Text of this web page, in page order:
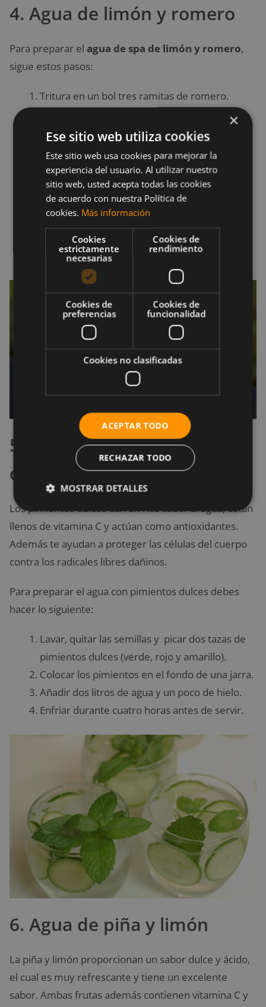
4. Agua de limón y romero
Para preparar el agua de spa de limón y romero,
sigue estos pasos:
Tritura en un bol tres ramitas de romero.
jarra, añade dos litros de agua y deja reposar
durante dos horas.
Corta dos limones en rodajas gruesas y
circulares y desecha las piezas de los
extremos.
Añade las rodajas de limón y un poco de hielo
a la jarra y refrigera durante dos horas más
antes de servir.
5. Agua con pimientos
dulces
Los pimientos dulces dan un rico sabor al agua, están
llenos de vitamina C y actúan como antioxidantes.
Además te ayudan a proteger las células del cuerpo
contra los radicales libres dañinos.
Para preparar el agua con pimientos dulces debes
hacer lo siguiente:
Lavar, quitar las semillas y picar dos tazas de
pimientos dulces (verde, rojo y amarillo).
Colocar los pimientos en el fondo de una jarra.
Añadir dos litros de agua y un poco de hielo.
Enfriar durante cuatro horas antes de servir.
6. Agua de piña y limón
La piña y limón proporcionan un sabor dulce y ácido,
el cual es muy refrescante y tiene un excelente
sabor. Ambas frutas además contienen vitamina C y
×
Ese sitio web utiliza cookies
Este sitio web usa cookies para mejorar la
experiencia del usuario. Al utilizar nuestro
sitio web, usted acepta todas las cookies
de acuerdo con nuestra Política de
cookies. Más información
Cookies
estrictamente
necesarias
Cookies de
rendimiento
Cookies de
preferencias
Cookies de
funcionalidad
Cookies no clasificadas
ACEPTAR TODO
RECHAZAR TODO
MOSTRAR DETALLES